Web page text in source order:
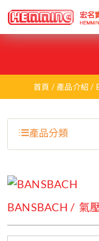
首頁 產品介紹
產品分類
BANSBACH 氣